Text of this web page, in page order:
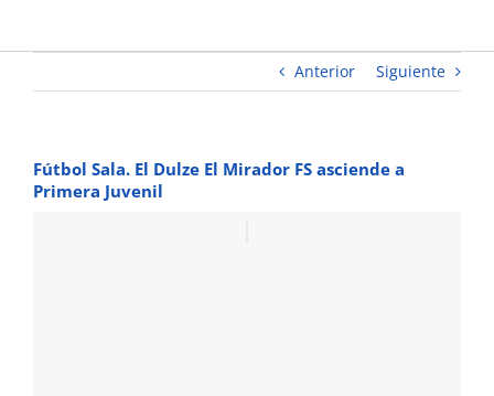
Anterior Siguiente
Fútbol Sala. El Dulze El Mirador FS asciende a
Primera Juvenil